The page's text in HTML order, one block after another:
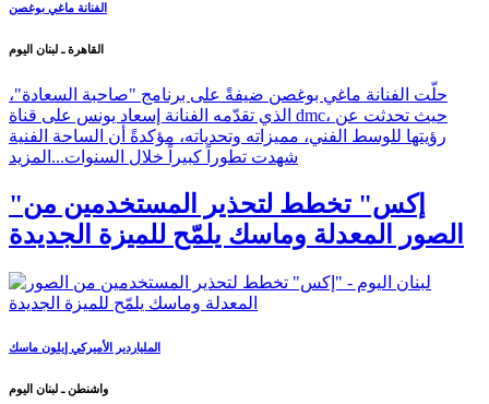
الفنانة ماغي بوغصن
القاهرة ـ لبنان اليوم
حلّت الفنانة ماغي بوغصن ضيفةً على برنامج "صاحبة السعادة"،
الذي تقدّمه الفنانة إسعاد يونس على قناة dmc، حيث تحدثت عن
رؤيتها للوسط الفني، مميزاته وتحدياته، مؤكدةً أن الساحة الفنية
شهدت تطوراً كبيراً خلال السنوات... المزيد
"إكس" تخطط لتحذير المستخدمين من
الصور المعدلة وماسك يلمّح للميزة الجديدة
الملياردير الأميركي إيلون ماسك
واشنطن ـ لبنان اليوم